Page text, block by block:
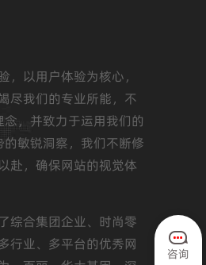
以用户体验为核心，
尽我们的专业所能，不
，并致力于运用我们的
敏锐洞察，我们不断修
赴，确保网站的视觉体
综合集团企业、时尚零
行业、多平台的优秀网
咨询